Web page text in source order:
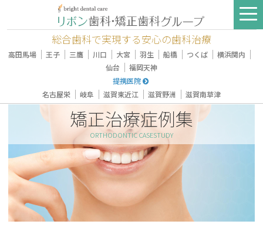
総合歯科で実現する安心の歯科治療
高田馬場 ｜ 王子 ｜ 三鷹 ｜ 川口 ｜ 大宮 ｜ 羽生 ｜ 船橋 ｜ つくば ｜ 横浜関内 ｜
仙台 ｜ 福岡天神
提携医院
名古屋栄 ｜ 岐阜 ｜ 滋賀東近江 ｜ 滋賀野洲 ｜ 滋賀南草津
矯正治療症例集
ORTHODONTIC CASESTUDY